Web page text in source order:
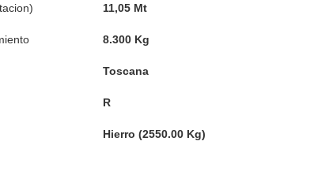
11,05 Mt
8.300 Kg
Toscana
R
Hierro (2550.00 Kg)